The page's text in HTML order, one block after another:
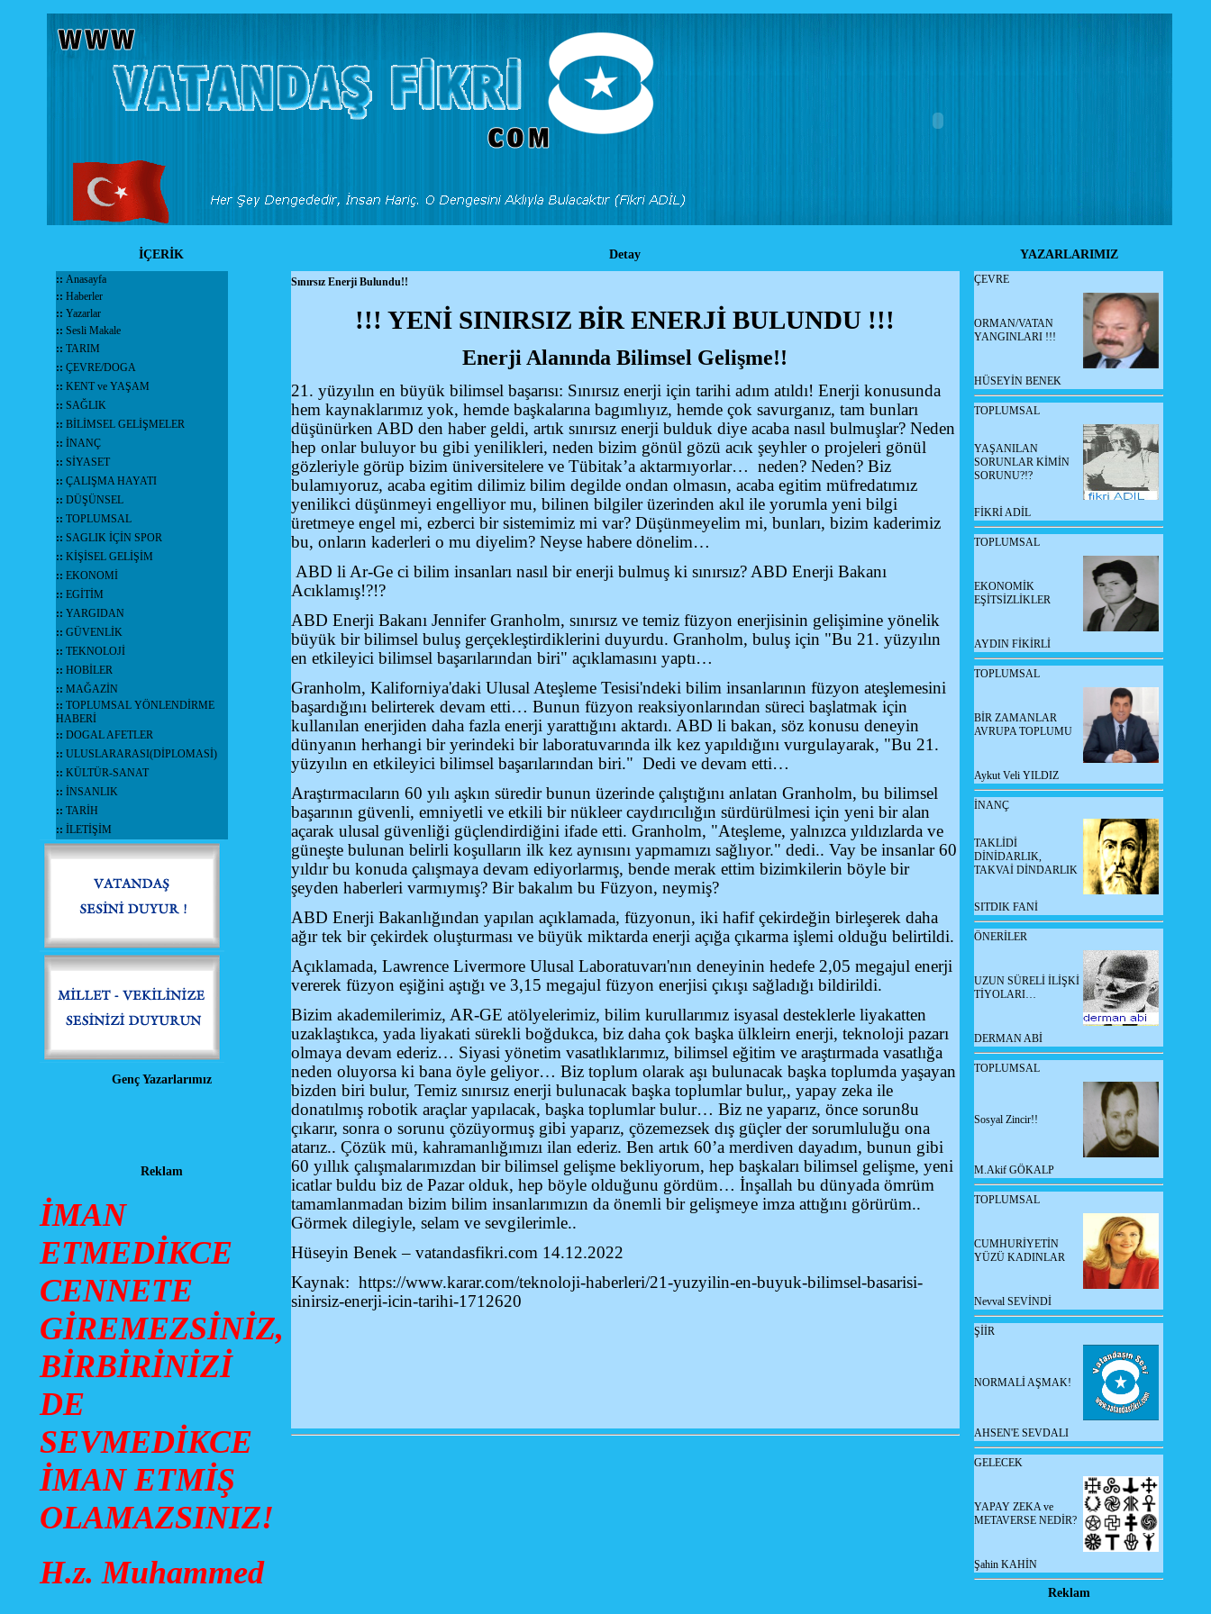
İÇERİK Detay YAZARLARIMIZ
:: Anasayfa
:: Haberler
:: Yazarlar
:: Sesli Makale
:: TARIM
:: ÇEVRE/DOGA
:: KENT ve YAŞAM
:: SAĞLIK
:: BİLİMSEL GELİŞMELER
:: İNANÇ
:: SİYASET
:: ÇALIŞMA HAYATI
:: DÜŞÜNSEL
:: TOPLUMSAL
:: SAGLIK İÇİN SPOR
:: KİŞİSEL GELİŞİM
:: EKONOMİ
:: EGİTİM
:: YARGIDAN
:: GÜVENLİK
:: TEKNOLOJİ
:: HOBİLER
:: MAĞAZİN
:: TOPLUMSAL YÖNLENDİRME
HABERİ
:: DOGAL AFETLER
:: ULUSLARARASI(DİPLOMASİ)
:: KÜLTÜR-SANAT
:: İNSANLIK
:: TARİH
:: İLETİŞİM
Genç Yazarlarımız
Reklam
İMAN
ETMEDİKCE
CENNETE
GİREMEZSİNİZ,
BİRBİRİNİZİ
DE
SEVMEDİKCE
İMAN ETMİŞ
OLAMAZSINIZ!
H.z. Muhammed
Sınırsız Enerji Bulundu!!
!!! YENİ SINIRSIZ BİR ENERJİ BULUNDU !!!
Enerji Alanında Bilimsel Gelişme!!
21. yüzyılın en büyük bilimsel başarısı: Sınırsız enerji için tarihi adım atıldı! Enerji konusunda
hem kaynaklarımız yok, hemde başkalarına bagımlıyız, hemde çok savurganız, tam bunları
düşünürken ABD den haber geldi, artık sınırsız enerji bulduk diye acaba nasıl bulmuşlar? Neden
hep onlar buluyor bu gibi yenilikleri, neden bizim gönül gözü acık şeyhler o projeleri gönül
gözleriyle görüp bizim üniversitelere ve Tübitak’a aktarmıyorlar… neden? Neden? Biz
bulamıyoruz, acaba egitim dilimiz bilim degilde ondan olmasın, acaba egitim müfredatımız
yenilikci düşünmeyi engelliyor mu, bilinen bilgiler üzerinden akıl ile yorumla yeni bilgi
üretmeye engel mi, ezberci bir sistemimiz mi var? Düşünmeyelim mi, bunları, bizim kaderimiz
bu, onların kaderleri o mu diyelim? Neyse habere dönelim…
ABD li Ar-Ge ci bilim insanları nasıl bir enerji bulmuş ki sınırsız? ABD Enerji Bakanı
Acıklamış!?!?
ABD Enerji Bakanı Jennifer Granholm, sınırsız ve temiz füzyon enerjisinin gelişimine yönelik
büyük bir bilimsel buluş gerçekleştirdiklerini duyurdu. Granholm, buluş için "Bu 21. yüzyılın
en etkileyici bilimsel başarılarından biri" açıklamasını yaptı…
Granholm, Kaliforniya'daki Ulusal Ateşleme Tesisi'ndeki bilim insanlarının füzyon ateşlemesini
başardığını belirterek devam etti… Bunun füzyon reaksiyonlarından süreci başlatmak için
kullanılan enerjiden daha fazla enerji yarattığını aktardı. ABD li bakan, söz konusu deneyin
dünyanın herhangi bir yerindeki bir laboratuvarında ilk kez yapıldığını vurgulayarak, "Bu 21.
yüzyılın en etkileyici bilimsel başarılarından biri." Dedi ve devam etti…
Araştırmacıların 60 yılı aşkın süredir bunun üzerinde çalıştığını anlatan Granholm, bu bilimsel
başarının güvenli, emniyetli ve etkili bir nükleer caydırıcılığın sürdürülmesi için yeni bir alan
açarak ulusal güvenliği güçlendirdiğini ifade etti. Granholm, "Ateşleme, yalnızca yıldızlarda ve
güneşte bulunan belirli koşulların ilk kez aynısını yapmamızı sağlıyor." dedi.. Vay be insanlar 60
yıldır bu konuda çalışmaya devam ediyorlarmış, bende merak ettim bizimkilerin böyle bir
şeyden haberleri varmıymış? Bir bakalım bu Füzyon, neymiş?
ABD Enerji Bakanlığından yapılan açıklamada, füzyonun, iki hafif çekirdeğin birleşerek daha
ağır tek bir çekirdek oluşturması ve büyük miktarda enerji açığa çıkarma işlemi olduğu belirtildi.
Açıklamada, Lawrence Livermore Ulusal Laboratuvarı'nın deneyinin hedefe 2,05 megajul enerji
vererek füzyon eşiğini aştığı ve 3,15 megajul füzyon enerjisi çıkışı sağladığı bildirildi.
Bizim akademilerimiz, AR-GE atölyelerimiz, bilim kurullarımız isyasal desteklerle liyakatten
uzaklaştıkca, yada liyakati sürekli boğdukca, biz daha çok başka ülkleirn enerji, teknoloji pazarı
olmaya devam ederiz… Siyasi yönetim vasatlıklarımız, bilimsel eğitim ve araştırmada vasatlığa
neden oluyorsa ki bana öyle geliyor… Biz toplum olarak aşı bulunacak başka toplumda yaşayan
bizden biri bulur, Temiz sınırsız enerji bulunacak başka toplumlar bulur,, yapay zeka ile
donatılmış robotik araçlar yapılacak, başka toplumlar bulur… Biz ne yaparız, önce sorun8u
çıkarır, sonra o sorunu çözüyormuş gibi yaparız, çözemezsek dış güçler der sorumluluğu ona
atarız.. Çözük mü, kahramanlığımızı ilan ederiz. Ben artık 60’a merdiven dayadım, bunun gibi
60 yıllık çalışmalarımızdan bir bilimsel gelişme bekliyorum, hep başkaları bilimsel gelişme, yeni
icatlar buldu biz de Pazar olduk, hep böyle olduğunu gördüm… İnşallah bu dünyada ömrüm
tamamlanmadan bizim bilim insanlarımızın da önemli bir gelişmeye imza attığını görürüm..
Görmek dilegiyle, selam ve sevgilerimle..
Hüseyin Benek – vatandasfikri.com 14.12.2022
Kaynak: https://www.karar.com/teknoloji-haberleri/21-yuzyilin-en-buyuk-bilimsel-basarisi-
sinirsiz-enerji-icin-tarihi-1712620
ÇEVRE
ORMAN/VATAN
YANGINLARI !!!
HÜSEYİN BENEK
TOPLUMSAL
YAŞANILAN
SORUNLAR KİMİN
SORUNU?!?
FİKRİ ADİL
TOPLUMSAL
EKONOMİK
EŞİTSİZLİKLER
AYDIN FİKİRLİ
TOPLUMSAL
BİR ZAMANLAR
AVRUPA TOPLUMU
Aykut Veli YILDIZ
İNANÇ
TAKLİDİ
DİNİDARLIK,
TAKVAİ DİNDARLIK
SITDIK FANİ
ÖNERİLER
UZUN SÜRELİ İLİŞKİ
TİYOLARI…
DERMAN ABİ
TOPLUMSAL
Sosyal Zincir!!
M.Akif GÖKALP
TOPLUMSAL
CUMHURİYETİN
YÜZÜ KADINLAR
Nevval SEVİNDİ
ŞİİR
NORMALİ AŞMAK!
AHSEN'E SEVDALI
GELECEK
YAPAY ZEKA ve
METAVERSE NEDİR?
Şahin KAHİN
Reklam